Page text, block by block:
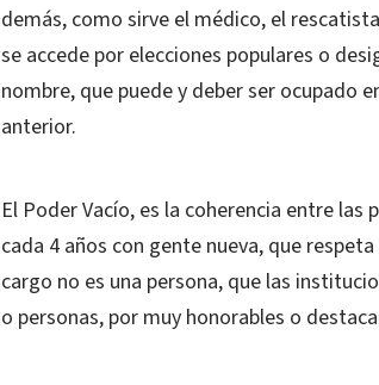
demás, como sirve el médico, el
se accede por elecciones populares o
nombre, que puede y deber ser ocupado
anterior.
El Poder Vacío, es la coherencia entre las
cada 4 años con gente nueva, que
cargo no es una persona, que las
o personas, por muy honorables o